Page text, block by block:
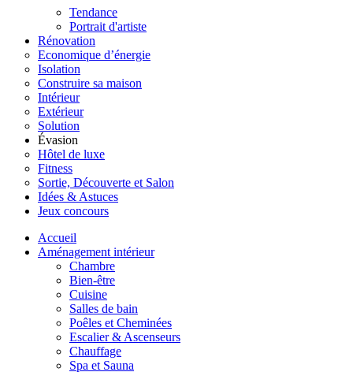
Tendance
Portrait d'artiste
Rénovation
Economique d’énergie
Isolation
Construire sa maison
Intérieur
Extérieur
Solution
Évasion
Hôtel de luxe
Fitness
Sortie, Découverte et Salon
Idées & Astuces
Jeux concours
Accueil
Aménagement intérieur
Chambre
Bien-être
Cuisine
Salles de bain
Poêles et Cheminées
Escalier & Ascenseurs
Chauffage
Spa et Sauna